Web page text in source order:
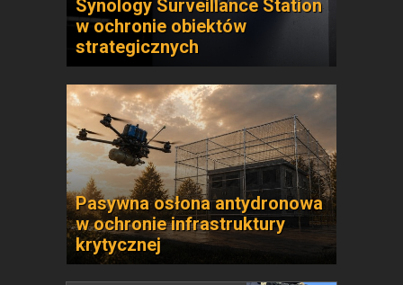
Synology Surveillance Station
w ochronie obiektów
strategicznych
Pasywna osłona antydronowa
w ochronie infrastruktury
krytycznej